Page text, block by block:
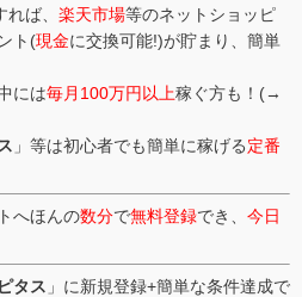
れば、 楽天市場等のネットショッピ
ト(現金に交換可能!)が貯まり、簡単
には毎月100万円以上稼ぐ方も！(→
」等は初心者でも簡単に稼げる定番
へほんの数分で無料登録でき、 今日
タス 」に新規登録+簡単な条件達成で